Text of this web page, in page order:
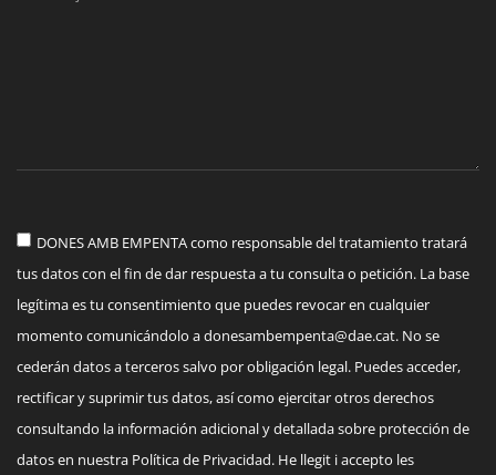
DONES AMB EMPENTA como responsable del tratamiento tratará
tus datos con el fin de dar respuesta a tu consulta o petición. La base
legítima es tu consentimiento que puedes revocar en cualquier
momento comunicándolo adonesambempenta@dae.cat. No se
cederán datos a terceros salvo por obligación legal. Puedes acceder,
rectificar y suprimir tus datos, así como ejercitar otros derechos
consultando la información adicional y detallada sobre protección de
datos en nuestra Política de Privacidad. He llegit i accepto les